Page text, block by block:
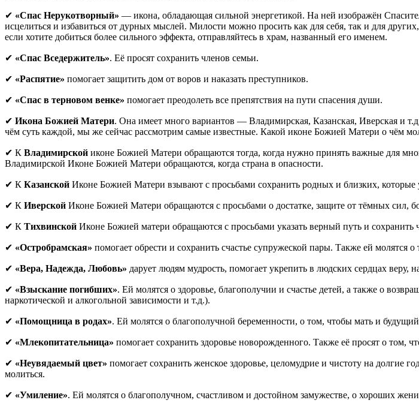
✔ «Спас Нерукотворный» — икона, обладающая сильной энергетикой. На ней изображён
исцелиться и избавиться от дурных мыслей. Милости можно просить как для себя, так и для
если хотите добиться более сильного эффекта, отправляйтесь в храм, названный его именем.
✔ «Спас Вседержитель». Её просят сохранить членов семьи.
✔ «Распятие» помогает защитить дом от воров и наказать преступников.
✔ «Спас в терновом венке» помогает преодолеть все препятствия на пути спасения души.
✔ Икона Божией Матери. Она имеет много вариантов — Владимирская, Казанская, Иверская и
чём суть каждой, мы же сейчас рассмотрим самые известные. Какой иконе Божией Матери о чём
✔ К Владимирской иконе Божией Матери обращаются тогда, когда нужно принять важные для
Владимирской Иконе Божией Матери обращаются, когда страна в опасности.
✔ К Казанской Иконе Божией Матери взывают с просьбами сохранить родных и близких, которые
✔ К Иверской Иконе Божией Матери обращаются с просьбами о достатке, защите от тёмных сил,
✔ К Тихвинской Иконе Божией матери обращаются с просьбами указать верный путь и
✔ «Остробрамская» помогает обрести и сохранить счастье супружеской пары. Также ей
✔ «Вера, Надежда, Любовь» дарует людям мудрость, помогает укрепить в людских сердцах
✔ «Взыскание погибших». Ей молятся о здоровье, благополучии и счастье детей, а также о
наркотической и алкогольной зависимости и т.д.).
✔ «Помощница в родах». Ей молятся о благополучной беременности, о том, чтобы мать и
✔ «Млекопитательница» помогает сохранить здоровье новорожденного. Также её просят о том,
✔ «Неувядаемый цвет» помогает сохранить женское здоровье, целомудрие и чистоту на
молиться.
✔ «Умиление». Ей молятся о благополучном, счастливом и достойном замужестве, о хороших